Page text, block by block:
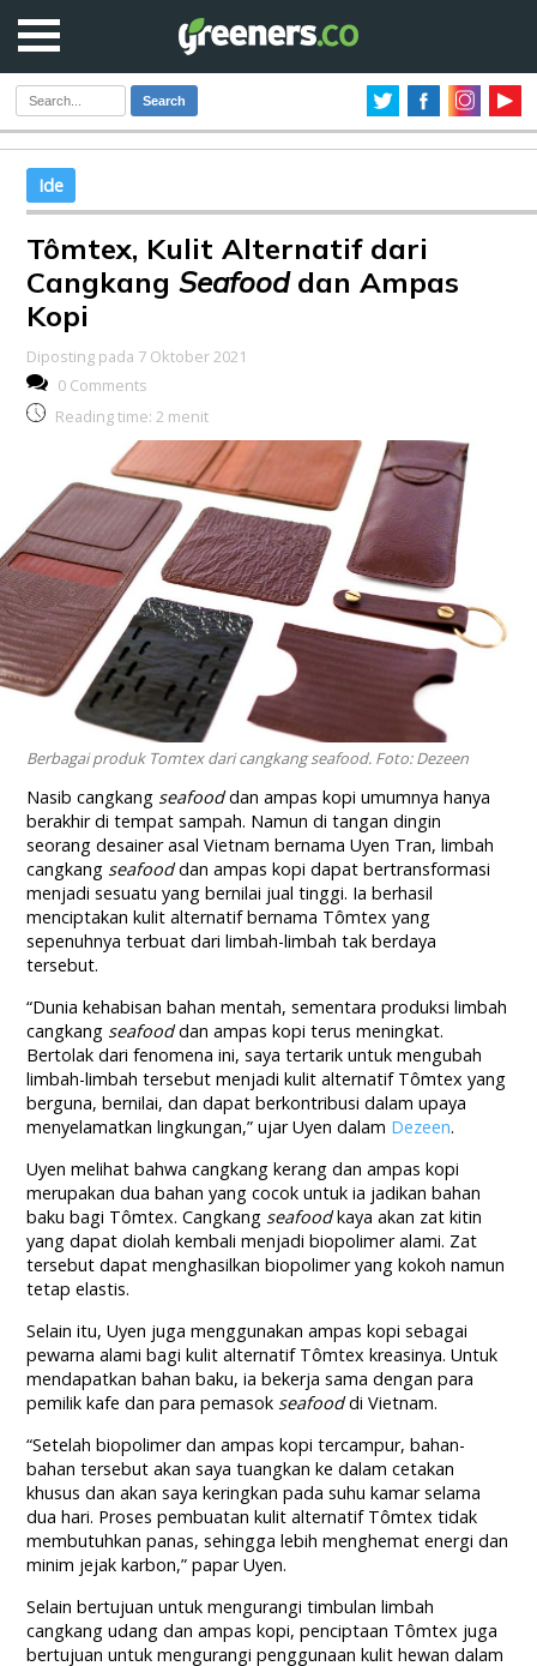
Search
Ide
Tômtex, Kulit Alternatif dari
CangkangSeafooddan Ampas
Kopi
Diposting pada 7 Oktober 2021
0 Comments
Reading time: 2 menit
Berbagai produk Tomtex dari cangkang seafood. Foto: Dezeen
Nasib cangkang seafooddan ampas kopi umumnya hanya
berakhir di tempat sampah. Namun di tangan dingin
seorang desainer asal Vietnam bernama Uyen Tran, limbah
cangkang seafooddan ampas kopi dapat bertransformasi
menjadi sesuatu yang bernilai jual tinggi. Ia berhasil
menciptakan kulit alternatif bernama Tômtex yang
sepenuhnya terbuat dari limbah-limbah tak berdaya
tersebut.
“Dunia kehabisan bahan mentah, sementara produksi limbah
cangkang seafooddan ampas kopi terus meningkat.
Bertolak dari fenomena ini, saya tertarik untuk mengubah
limbah-limbah tersebut menjadi kulit alternatif Tômtex yang
berguna, bernilai, dan dapat berkontribusi dalam upaya
menyelamatkan lingkungan,” ujar Uyen dalam Dezeen.
Uyen melihat bahwa cangkang kerang dan ampas kopi
merupakan dua bahan yang cocok untuk ia jadikan bahan
baku bagi Tômtex. Cangkang seafoodkaya akan zat kitin
yang dapat diolah kembali menjadi biopolimer alami. Zat
tersebut dapat menghasilkan biopolimer yang kokoh namun
tetap elastis.
Selain itu, Uyen juga menggunakan ampas kopi sebagai
pewarna alami bagi kulit alternatif Tômtex kreasinya. Untuk
mendapatkan bahan baku, ia bekerja sama dengan para
pemilik kafe dan para pemasok seafooddi Vietnam.
“Setelah biopolimer dan ampas kopi tercampur, bahan-
bahan tersebut akan saya tuangkan ke dalam cetakan
khusus dan akan saya keringkan pada suhu kamar selama
dua hari. Proses pembuatan kulit alternatif Tômtex tidak
membutuhkan panas, sehingga lebih menghemat energi dan
minim jejak karbon,” papar Uyen.
Selain bertujuan untuk mengurangi timbulan limbah
cangkang udang dan ampas kopi, penciptaan Tômtex juga
bertujuan untuk mengurangi penggunaan kulit hewan dalam